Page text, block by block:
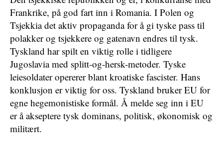
Frankrike, på god fart inn i Romania. I Polen og
Tsjekkia det aktiv propaganda for å gi tyske pass til
polakker og tsjekkere og gatenavn endres til tysk.
Tyskland har spilt en viktig rolle i tidligere
Jugoslavia med splitt-og-hersk-metoder. Tyske
leiesoldater opererer blant kroatiske fascister. Hans
konklusjon er viktig for oss. Tyskland bruker EU for
egne hegemonistiske formål. Å melde seg inn i EU
er å akseptere tysk dominans, politisk, økonomisk og
militært.